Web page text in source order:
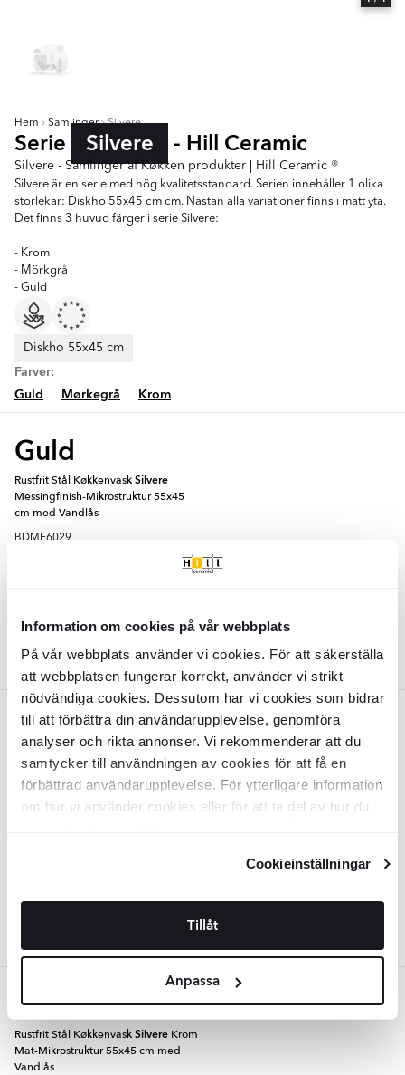
Information om cookies på vår webbplats
På vår webbplats använder vi cookies. För att säkerställa
att webbplatsen fungerar korrekt, använder vi strikt
nödvändiga cookies. Dessutom har vi cookies som bidrar
till att förbättra din användarupplevelse, genomföra
analyser och rikta annonser. Vi rekommenderar att du
samtycker till användningen av cookies för att få en
förbättrad användarupplevelse. För ytterligare information
om hur vi använder cookies eller för att ta del av hur du
Cookieinställningar
Tillåt
Anpassa
Hem Samlinger Silvere
Serie Silvere - Hill Ceramic
Silvere - Samlinger af Køkken produkter | Hill Ceramic ®
Silvere är en serie med hög kvalitetsstandard. Serien innehåller 1 olika
storlekar: Diskho 55x45 cm cm. Nästan alla variationer finns i matt yta.
Det finns 3 huvud färger i serie Silvere:
- Krom
- Mörkgrå
- Guld
Diskho 55x45 cm
Farver:
Guld
Mørkegrå Krom
Guld
Rustfrit Stål KøkkenvaskSilvere
Messingfinish-Mikrostruktur 55x45
cm med Vandlås
BDME6029
TILFØJ TIL KURV
Mørkegrå
OUTLET
Rustfrit Stål Køkkenvask Silvere
Grafit Mat-Mikrostruktur 55x45 cm
med Vandlås
TILFØJ TIL KURV
Krom
Rustfrit Stål KøkkenvaskSilvere Krom
Mat-Mikrostruktur 55x45 cm med
Vandlås